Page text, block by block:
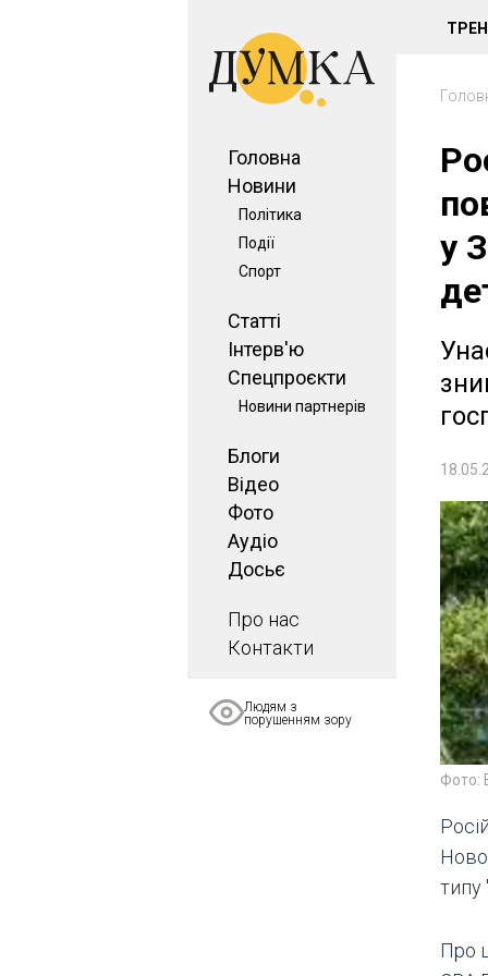
Головна
Новини
Політика
Події
Спорт
Статті
Інтерв'ю
Спецпроєкти
Новини партнерів
Блоги
Відео
Фото
Аудіо
Досьє
Про нас
Контакти
Людям з
порушенням зору
у
Фото:
типу
Про